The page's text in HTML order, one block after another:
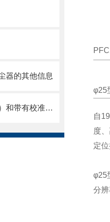
器的其他信息
关于认证秤（测量仪器）和带有校准证书的秤
φ25
自
度
定
φ25
分